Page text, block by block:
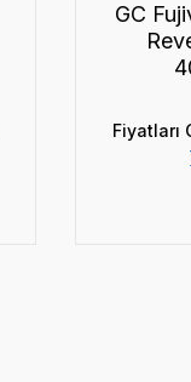
GC
Fiyatları